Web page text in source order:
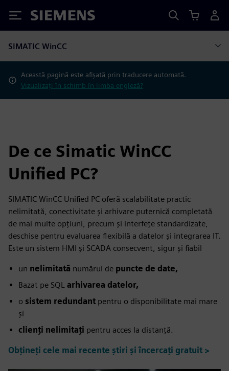
Siemens
SIMATIC WinCC
Această pagină este afișată prin traducere automată.
Vizualizați în schimb în limba engleză?
De ce Simatic WinCC
Unified PC?
SIMATIC WinCC Unified PC oferă scalabilitate practic
nelimitată, conectivitate și arhivare puternică completată
de mai multe opțiuni, precum și interfețe standardizate,
deschise pentru evaluarea flexibilă a datelor și integrarea IT.
Este un sistem HMI și SCADA consecvent, sigur și fiabil
un nelimitată numărul de puncte de date,
Bazat pe SQL arhivarea datelor,
o sistem redundant pentru o disponibilitate mai mare
și
clienți nelimitați pentru acces la distanță.
Obțineți cele mai recente știri și încercați gratuit >